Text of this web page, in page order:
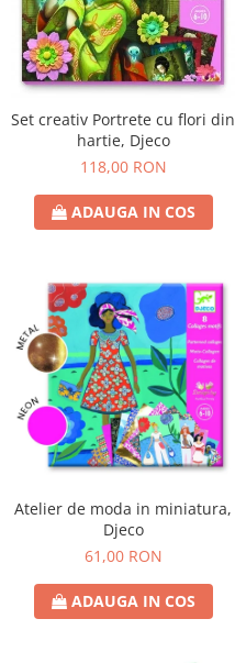
Set creativ Portrete cu flori din
hartie, Djeco
118,00 RON
ADAUGA IN COS
Atelier de moda in miniatura,
Djeco
61,00 RON
ADAUGA IN COS